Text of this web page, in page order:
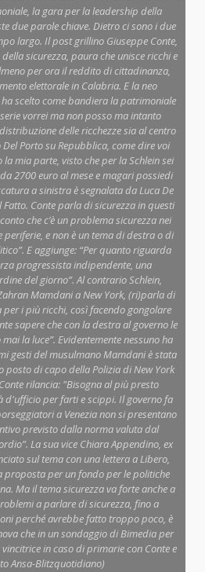
la gara per la leadership della
due parole chiave. Dietro ci sono i due
largo. Il post grillino Giuseppe Conte,
sicurezza, paura che unisce ricchi e
per ora il reddito di cittadinanza,
elettorale in Calabria. E la neo
scelto come bandiera la patrimoniale
vorrei ma non posso ma intanto
delle ricchezze sia al centro
Porto su Repubblica, come dire voi
mia parte, visto che per la Schlein sei
2700 euro al mese e magari possiedi
a sinistra è segnalata da Luca De
Conte parla di sicurezza in questi
che c’è un problema sicurezza nei
e non è un tema di destra o di
E aggiunge: “Per quanto riguarda
progressista indipendente, una
del giorno”. Al contrario Schlein,
Mamdani a New York, (ri)parla di
i più ricchi, così facendo gongolare
sapere che con la destra al governo le
la luce”. Evidentemente nessuno ha
gesti del musulmano Mamdani è stata
posto di capo della Polizia di New York
rilancia: "Bisogna al più presto
per farti e scippi. Il governo fa
a Venezia non si presentano
previsto dalla norma valuta dal
La sua vice Chiara Appendino, ex
sul tema con una lettera a Libero,
proposta per un fondo per le politiche
Ma il tema sicurezza va forte anche a
a parlare di sicurezza, fino a
perché avrebbe fatto troppo poco, è
che in un sondaggio di Bimedia per
in caso di primarie con Conte e
Ansa-Blitzquotidiano)